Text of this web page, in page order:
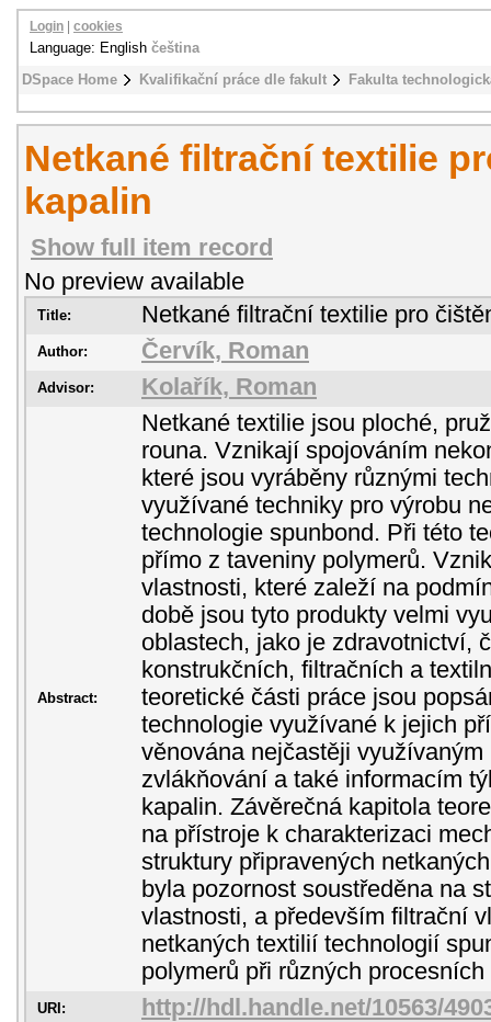
DSpace Home Kvalifikační práce dle fakult Fakulta
Login cookies
Language: English čeština
Netkané filtrační textilie
kapalin
Show full item record
No preview available
Title: Netkané filtrační textilie pro
Author: Červík, Roman
Advisor: Kolařík, Roman
Abstract:
Netkané textilie jsou ploché,
rouna. Vznikají spojováním
které jsou vyráběny různými
využívané techniky pro výrobu
technologie spunbond. Při této
přímo z taveniny polymerů.
vlastnosti, které zaleží na
době jsou tyto produkty velmi
oblastech, jako je zdravotnictví,
konstrukčních, filtračních a
teoretické části práce jsou
technologie využívané k jejich
věnována nejčastěji využívaným
zvlákňování a také informacím
kapalin. Závěrečná kapitola
na přístroje k charakterizaci
struktury připravených
byla pozornost soustředěna na
vlastnosti, a především filtrační
netkaných textilií technologií
polymerů při různých
URI: http://hdl.handle.net/10563/